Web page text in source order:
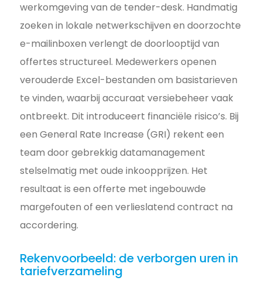
werkomgeving van de tender-desk. Handmatig
zoeken in lokale netwerkschijven en doorzochte
e-mailinboxen verlengt de doorlooptijd van
offertes structureel. Medewerkers openen
verouderde Excel-bestanden om basistarieven
te vinden, waarbij accuraat versiebeheer vaak
ontbreekt. Dit introduceert financiële risico’s. Bij
een General Rate Increase (GRI) rekent een
team door gebrekkig datamanagement
stelselmatig met oude inkoopprijzen. Het
resultaat is een offerte met ingebouwde
margefouten of een verlieslatend contract na
accordering.
Rekenvoorbeeld: de verborgen uren in
tariefverzameling